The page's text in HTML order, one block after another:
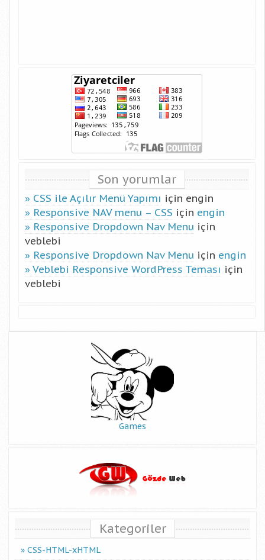
Son yorumlar
CSS ile Açılır Menü Yapımı için engin
Responsive NAV menu – CSS için engin
Responsive Dropdown Nav Menu için
veblebi
Responsive Dropdown Nav Menu için engin
Veblebi Responsive WordPress Teması için
veblebi
Games
Kategoriler
CSS-HTML-xHTML